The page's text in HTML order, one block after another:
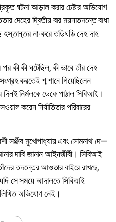
ঘটনা আড়াল করার চেষ্টার অভিযোগ
দেহের দ্বিতীয় বার ময়নাতদন্তে বাধা
হস্তান্তর না-করে তড়িঘড়ি দেহ দাহ
কী কী ঘটেছিল, কী ভাবে তাঁর দেহ
করতেই শ্মশানে গিয়েছিলেন
নির্মলকে ডেকে পাঠাল সিবিআই।
করেন নির্যাতিতার পরিবারের
সঞ্জীব মুখোপাধ‍্যায় এবং সোমনাথ দে—
দাবি জানান আইনজীবী। সিবিআই
তদন্তের আওতার বাইরে রাখছে,
সে সময়ে আদালতে সিবিআই
অভিযোগ নেই।